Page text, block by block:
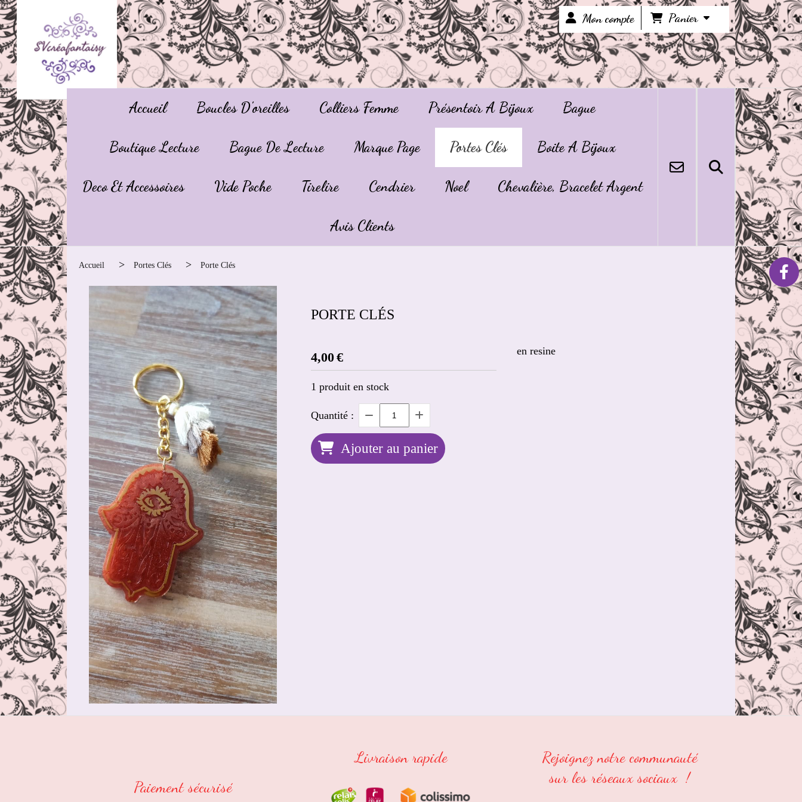
Mon compte Panier
Accueil Boucles D'oreilles Colliers Femme Présentoir A Bijoux Bague
Boutique Lecture Bague De Lecture Marque Page Portes Clés Boite A Bijoux
Deco Et Accessoires Vide Poche Tirelire Cendrier Noel Chevalière, Bracelet Argent
Avis Clients
Accueil Portes Clés Porte Clés
PORTE CLÉS
4,00€
1 produit en stock
Quantité :
Ajouter au panier
en resine
Paiement sécurisé
Livraison rapide
Rejoignez notre communauté
sur les réseaux sociaux !
Panneau de gestion des cookies